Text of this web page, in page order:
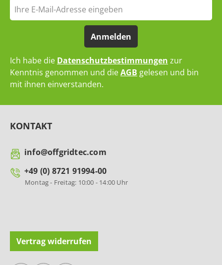
Anmelden
Ich habe die Datenschutzbestimmungen zur
Kenntnis genommen und dieAGB gelesen und bin
mit ihnen einverstanden.
KONTAKT
info@offgridtec.com
+49 (0) 8721 91994-00
Montag - Freitag: 10:00 - 14:00 Uhr
Vertrag widerrufen